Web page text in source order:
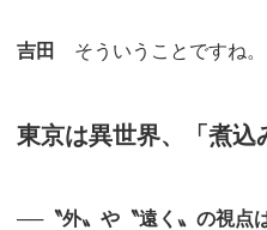
吉田 そういうことですね。
東京は異世界、「煮込
──〝外〟や〝遠く〟の視点